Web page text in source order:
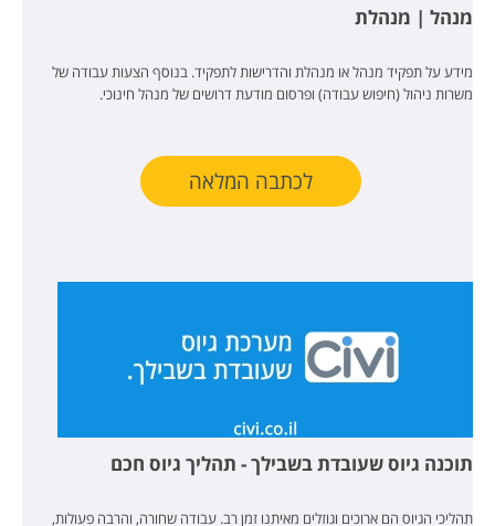
מנהל | מנהלת
מידע על תפקיד מנהל או מנהלת והדרישות לתפקיד. בנוסף הצעות עבודה של
משרות ניהול (חיפוש עבודה) ופרסום מודעת דרושים של מנהל חינוכי.
לכתבה המלאה
תוכנה גיוס שעובדת בשבילך - תהליך גיוס חכם
תהליכי הגיוס הם ארוכים וגוזלים מאיתנו זמן רב. עבודה שחורה, והרבה פעולות,